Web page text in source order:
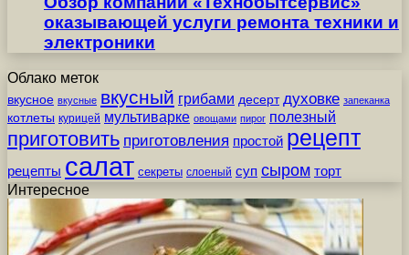
оказывающей услуги ремонта техники и
электроники
Облако меток
вкусное вкусные вкусный грибами десерт духовке запеканка
котлеты курицей мультиварке овощами пирог полезный
приготовить приготовления простой рецепт
рецепты салат секреты слоеный суп сыром торт
Интересное